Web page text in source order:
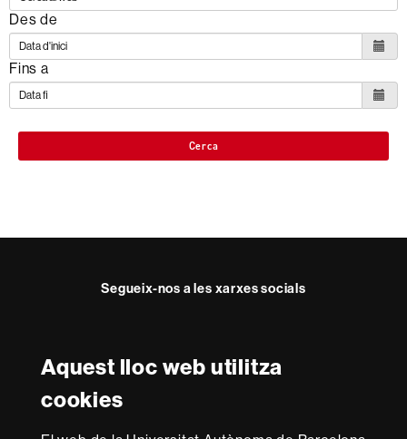
Aquest lloc web utilitza
cookies
Des de
Fins a
Cerca
Segueix-nos a les xarxes socials
Reconeixement internacional de l'excel·lència